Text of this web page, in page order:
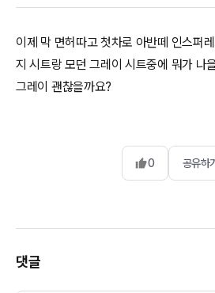
이제 막 면허따고 첫차로 아반떼 인스퍼
지 시트랑 모던 그레이 시트중에 뭐가 나
그레이 괜찮을까요?
0 공유하기
댓글